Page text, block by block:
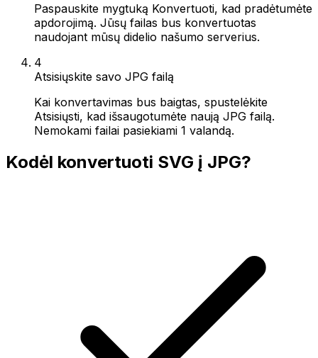
Paspauskite mygtuką Konvertuoti, kad pradėtumėte
apdorojimą. Jūsų failas bus konvertuotas
naudojant mūsų didelio našumo serverius.
4
Atsisiųskite savo JPG failą
Kai konvertavimas bus baigtas, spustelėkite
Atsisiųsti, kad išsaugotumėte naują JPG failą.
Nemokami failai pasiekiami 1 valandą.
Kodėl konvertuoti SVG į JPG?